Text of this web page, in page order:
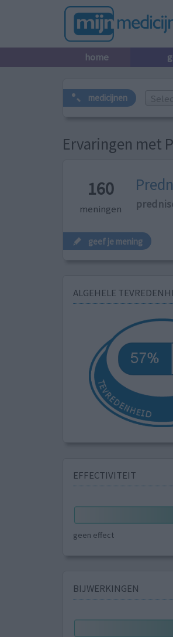
home
medicijnen
Ervaringen met
160
meningen
geef je mening
ALGEHELE
EFFECTIVITEIT
geen effect
BIJWERKINGEN